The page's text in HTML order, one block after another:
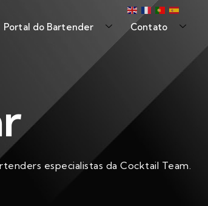
Portal do Bartender Contato
especialistas da Cocktail Team.